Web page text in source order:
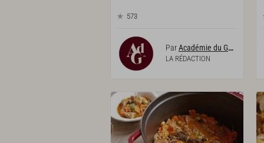
573
ParAcadémie du Goût
LA RÉDACTION